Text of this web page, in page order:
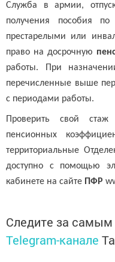
Служба в армии,
получения пособия
престарелыми или
право на досрочную
работы. При
перечисленные выше
с периодами работы.
Проверить свой стаж
пенсионных
территориальные
доступно с помощью
кабинете на сайте ПФР
Следите за
Telegram-канале